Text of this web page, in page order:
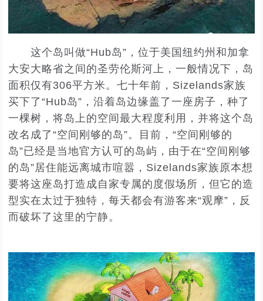
这个岛叫做“Hub岛”，位于美国纽约州和加拿
大安大略省之间的圣劳伦斯河上，一般情况下，岛
面积仅有306平方米。七十年前，Sizelands家族
买下了“Hub岛”，沿着岛边缘盖了一座房子，种了
一棵树，将岛上的空间最大程度利用，并将这个岛
改名成了“空间刚够的岛”。目前，“空间刚够的
岛”已经是当地官方认可的岛屿，由于在“空间刚够
的岛”居住能远离城市喧嚣，Sizelands家族原本想
要将这座岛打造成自家专属的度假场所，但它的造
型实在太过于独特，每天都会有游客来“观摩”，反
而破坏了这里的宁静。